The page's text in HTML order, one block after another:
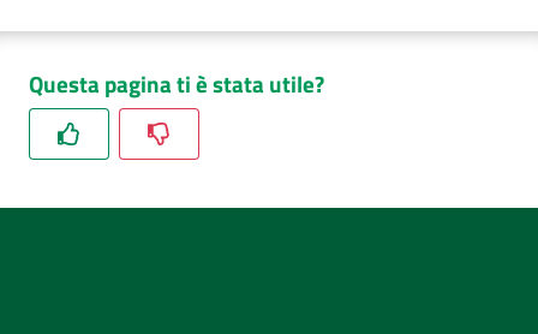
Questa pagina ti è stata utile?